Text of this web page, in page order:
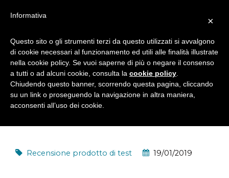
RECENSIONE TEST YO KITE E
QUICK VARIO PRO BAR 2019
THEKITEMAG
Recensione prodotto di test 19/01/2019
×
Informativa
Questo sito o gli strumenti terzi da questo utilizzati si avvalgono
di cookie necessari al funzionamento ed utili alle finalità illustrate
nella cookie policy. Se vuoi saperne di più o negare il consenso
a tutti o ad alcuni cookie, consulta la cookie policy
Chiudendo questo banner, scorrendo questa pagina, cliccando
su un link o proseguendo la navigazione in altra maniera,
acconsenti all’uso dei cookie.